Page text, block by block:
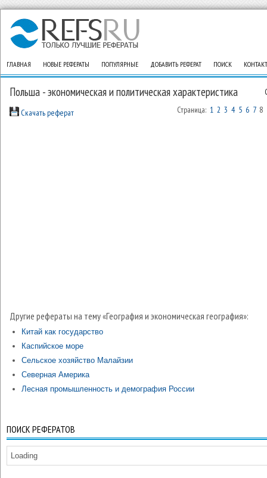
ГЛАВНАЯ НОВЫЕ РЕФЕРАТЫ ПОПУЛЯРНЫЕ ДОБАВИТЬ РЕФЕРАТ ПОИСК
Польша - экономическая и политическая характеристика
Скачать реферат Страница: 1 2 3 4 5 6 78
Другие рефераты на тему «География и экономическая география»:
Китай как государство
Каспийское море
Сельское хозяйство Малайзии
Северная Америка
Лесная промышленность и демография России
ПОИСК РЕФЕРАТОВ
Loading